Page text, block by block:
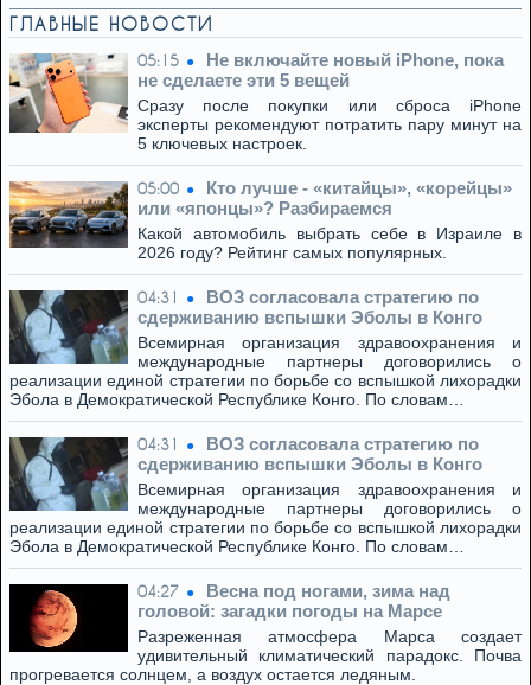
ГЛАВНЫЕ НОВОСТИ
05:15
Не включайте новый iPhone, пока
не сделаете эти 5 вещей
Сразу после покупки или сброса iPhone
эксперты рекомендуют потратить пару минут на
5 ключевых настроек.
05:00
Кто лучше - «китайцы», «корейцы»
или «японцы»? Разбираемся
Какой автомобиль выбрать себе в Израиле в
2026 году? Рейтинг самых популярных.
04:31
ВОЗ согласовала стратегию по
сдерживанию вспышки Эболы в Конго
Всемирная организация здравоохранения и
международные партнеры договорились о
реализации единой стратегии по борьбе со вспышкой лихорадки
Эбола в Демократической Республике Конго. По словам…
04:31
ВОЗ согласовала стратегию по
сдерживанию вспышки Эболы в Конго
Всемирная организация здравоохранения и
международные партнеры договорились о
реализации единой стратегии по борьбе со вспышкой лихорадки
Эбола в Демократической Республике Конго. По словам…
04:27
Весна под ногами, зима над
головой: загадки погоды на Марсе
Разреженная атмосфера Марса создает
удивительный климатический парадокс. Почва
прогревается солнцем, а воздух остается ледяным.